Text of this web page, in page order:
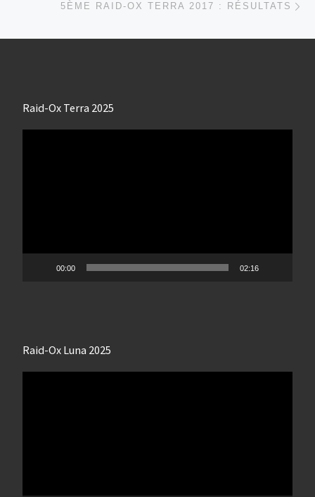
5ÈME RAID-OX TERRA 2017 : RÉSULTATS
Raid-Ox Terra 2025
00:00 02:16
Raid-Ox Luna 2025